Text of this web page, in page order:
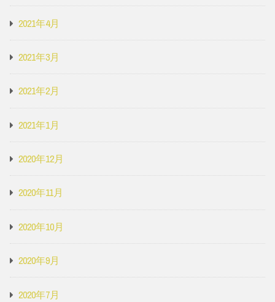
2021年4月
2021年3月
2021年2月
2021年1月
2020年12月
2020年11月
2020年10月
2020年9月
2020年7月